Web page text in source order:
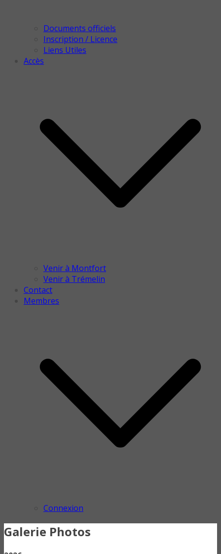
Documents officiels
Inscription / Licence
Liens Utiles
Accès
Venir à Montfort
Venir à Trémelin
Contact
Membres
Connexion
Galerie Photos